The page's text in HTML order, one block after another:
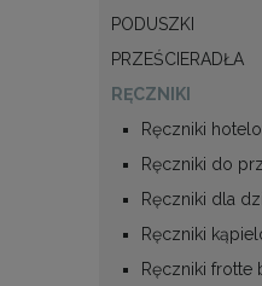
PODUSZKI
PRZEŚCIERADŁA
RĘCZNIKI
Ręczniki
Ręczniki do
Ręczniki dla
Ręczniki
Ręczniki frotte